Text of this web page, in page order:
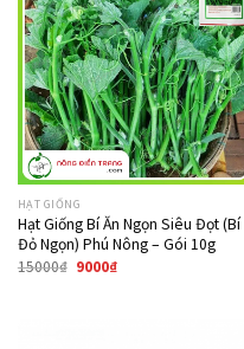
Giảm giá!
HẠT GIỐNG
Hạt Giống Bí Ăn Ngọn Siêu Đọt (Bí
Đỏ Ngọn) Phú Nông – Gói 10g
15000₫ 9000₫